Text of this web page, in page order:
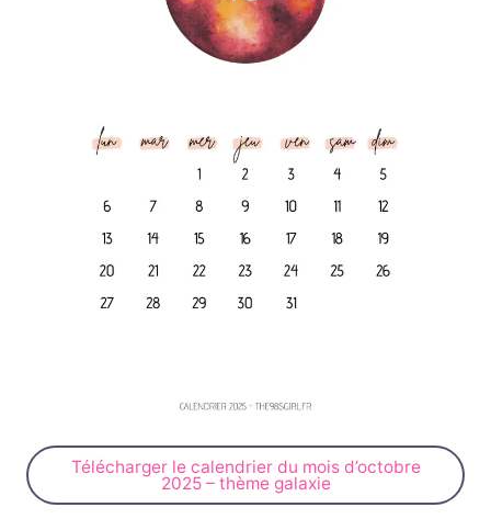
Télécharger le calendrier du mois d’octobre
2025 – thème galaxie